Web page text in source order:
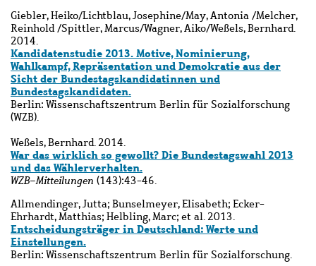
Giebler, Heiko/Lichtblau, Josephine/May, Antonia /Melcher,
Reinhold /Spittler, Marcus/Wagner, Aiko/Weßels, Bernhard.
2014.
Kandidatenstudie 2013. Motive, Nominierung,
Wahlkampf, Repräsentation und Demokratie aus der
Sicht der Bundestagskandidatinnen und
Bundestagskandidaten.
Berlin: Wissenschaftszentrum Berlin für Sozialforschung
(WZB).
Weßels, Bernhard. 2014.
War das wirklich so gewollt? Die Bundestagswahl 2013
und das Wählerverhalten.
WZB-Mitteilungen (143):43-46.
Allmendinger, Jutta; Bunselmeyer, Elisabeth; Ecker-
Ehrhardt, Matthias; Helbling, Marc; et al. 2013.
Entscheidungsträger in Deutschland: Werte und
Einstellungen.
Berlin: Wissenschaftszentrum Berlin für Sozialforschung.